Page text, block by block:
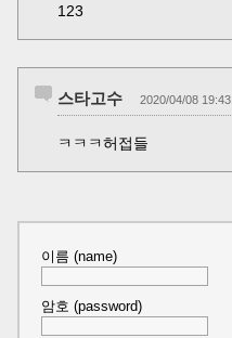
123
스타고수 2020/04/08 19:43
ㅋㅋㅋ허접들
이름 (name)
암호 (password)